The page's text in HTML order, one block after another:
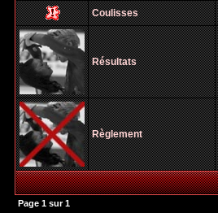
Coulisses
Résultats
Règlement
Page 1 sur1